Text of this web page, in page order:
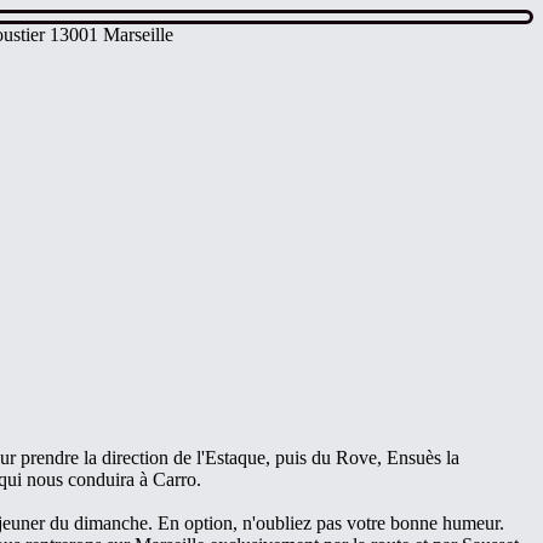
13001 Marseille
prendre la direction de l'Estaque, puis du Rove, Ensuès la
nous conduira à Carro.
du dimanche. En option, n'oubliez pas votre bonne humeur.